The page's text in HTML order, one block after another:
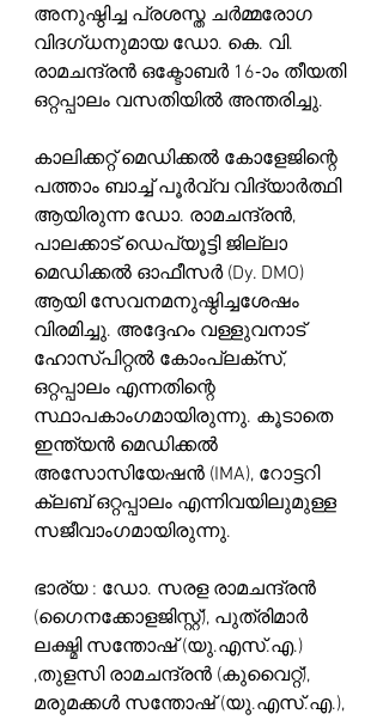
അനുഷ്ഠിച്ച പ്രശസ്ത ചർമ്മരോഗ
വിദഗ്ധനുമായ ഡോ. കെ. വി.
രാമചന്ദ്രൻ ഒക്ടോബർ 16-ാം തീയതി
ഒറ്റപ്പാലം വസതിയിൽ അന്തരിച്ചു.
കാലിക്കറ്റ് മെഡിക്കൽ കോളേജിന്റെ
പത്താം ബാച്ച് പൂർവ്വ വിദ്യാർത്ഥി
ആയിരുന്ന ഡോ. രാമചന്ദ്രൻ,
പാലക്കാട് ഡെപ്യൂട്ടി ജില്ലാ
മെഡിക്കൽ ഓഫീസർ (Dy. DMO)
ആയി സേവനമനുഷ്ഠിച്ചശേഷം
വിരമിച്ചു. അദ്ദേഹം വള്ളുവനാട്
ഹോസ്പിറ്റൽ കോംപ്ലക്സ്,
ഒറ്റപ്പാലം എന്നതിന്റെ
സ്ഥാപകാംഗമായിരുന്നു. കൂടാതെ
ഇന്ത്യൻ മെഡിക്കൽ
അസോസിയേഷൻ (IMA), റോട്ടറി
ക്ലബ് ഒറ്റപ്പാലം എന്നിവയിലുമുള്ള
സജീവാംഗമായിരുന്നു.
ഭാര്യ : ഡോ. സരള രാമചന്ദ്രൻ
(ഗൈനക്കോളജിസ്റ്റ്), പുത്രിമാർ
ലക്ഷ്മി സന്തോഷ് (യു.എസ്.എ.)
,തുളസി രാമചന്ദ്രൻ (കുവൈറ്റ്),
മരുമക്കൾ സന്തോഷ് (യു.എസ്.എ.),